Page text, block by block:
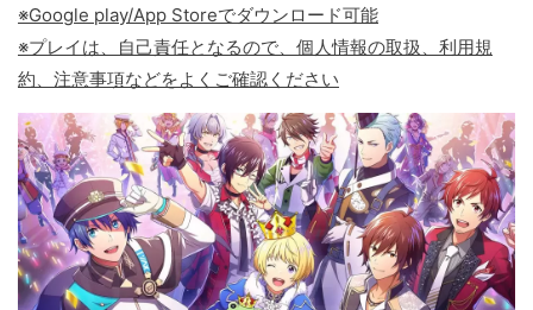
※Google play/App Storeでダウンロード可能
※プレイは、自己責任となるので、個人情報の取扱、利用規
約、注意事項などをよくご確認ください